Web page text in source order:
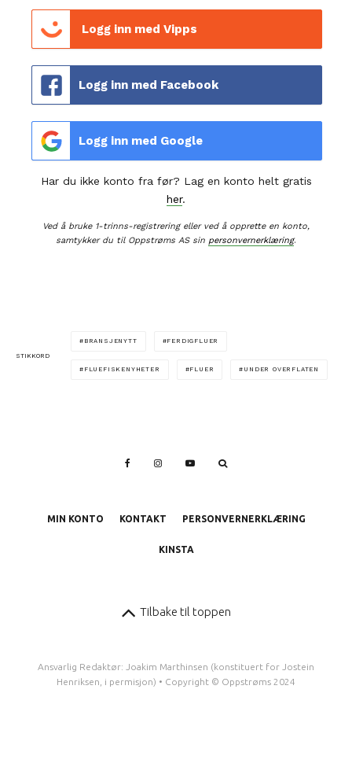
Logg inn med Vipps
Logg inn med Facebook
Logg inn med Google
Har du ikke konto fra før? Lag en konto helt gratis
her.
Ved å bruke 1-trinns-registrering eller ved å opprette en konto,
samtykker du til Oppstrøms AS sin personvernerklæring.
STIKKORD
BRANSJENYTT FERDIGFLUER
FLUEFISKENYHETER FLUER UNDER OVERFLATEN
MIN KONTO KONTAKT PERSONVERNERKLÆRING
KINSTA
Tilbake til toppen
Ansvarlig Redaktør: Joakim Marthinsen (konstituert for Jostein
Henriksen, i permisjon) • Copyright © Oppstrøms 2024